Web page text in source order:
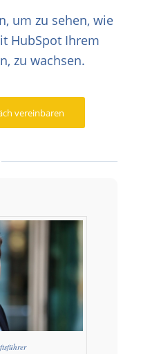
um zu sehen, wie
HubSpot Ihrem
zu wachsen.
vereinbaren